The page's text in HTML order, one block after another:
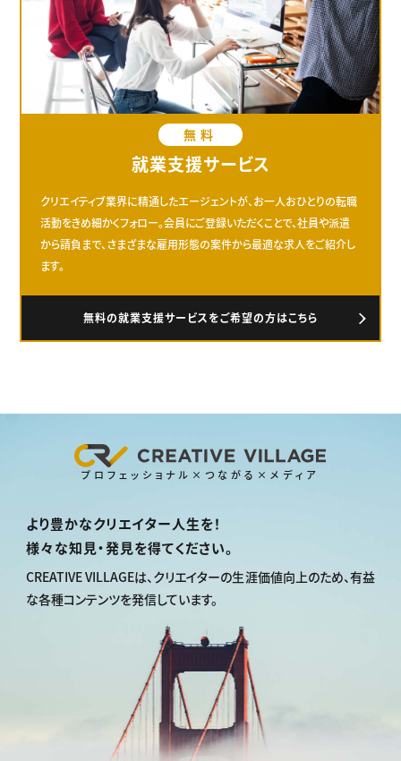
無料
就業支援サービス
クリエイティブ業界に精通したエージェントが、お一人おひとりの転職
活動をきめ細かくフォロー。会員にご登録いただくことで、社員や派遣
から請負まで、さまざまな雇用形態の案件から最適な求人をご紹介し
ます。
無料の就業支援サービスをご希望の方はこちら
プロフェッショナル×つながる×メディア
より豊かなクリエイター人生を！
様々な知見・発見を得てください。
CREATIVE VILLAGEは、クリエイターの生涯価値向上のため、有益
な各種コンテンツを発信しています。